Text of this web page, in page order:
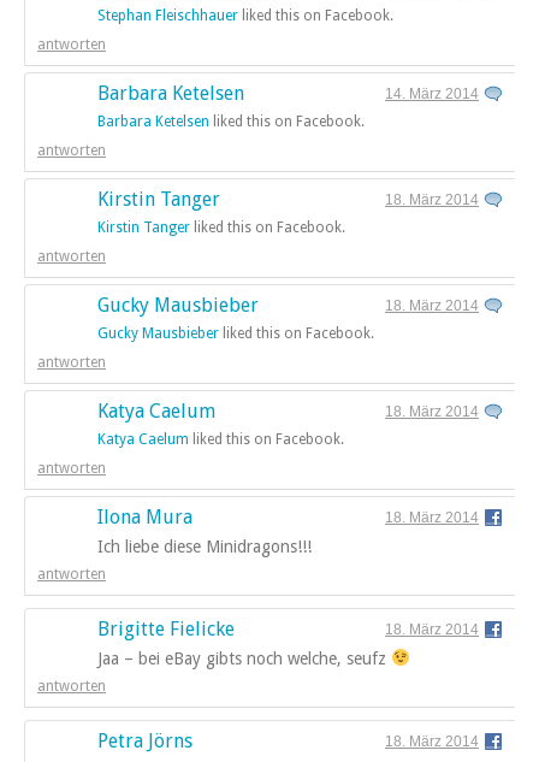
Stephan Fleischhauer liked this on Facebook.
antworten
Barbara Ketelsen
14. März 2014
Barbara Ketelsen liked this on Facebook.
antworten
Kirstin Tanger
18. März 2014
Kirstin Tanger liked this on Facebook.
antworten
Gucky Mausbieber
18. März 2014
Gucky Mausbieber liked this on Facebook.
antworten
Katya Caelum
18. März 2014
Katya Caelum liked this on Facebook.
antworten
Ilona Mura 18. März 2014
Ich liebe diese Minidragons!!!
antworten
Brigitte Fielicke 18. März 2014
Jaa – bei eBay gibts noch welche, seufz
antworten
Petra Jörns 18. März 2014